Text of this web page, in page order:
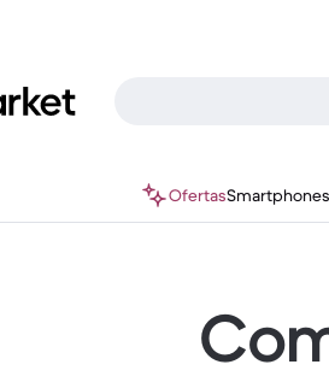
OfertasSmartphones